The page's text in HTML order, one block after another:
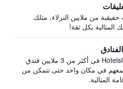
حقيقية من ملايين النزلاء، مثلك
المثالية بكل ثقة!
يبحث HotelsCombined في أكثر من 3 ملايين فندق
في مكان واحد حتى تتمكن من
المثالية.